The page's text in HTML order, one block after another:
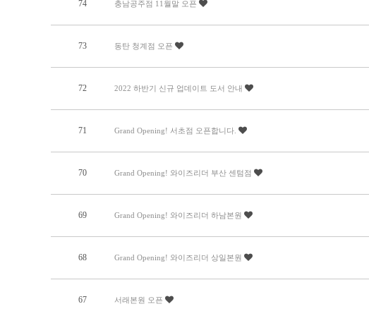
74 충남공주점 11월말 오픈
73 동탄 청계점 오픈
72 2022 하반기 신규 업데이트 도서 안내
71 Grand Opening! 서초점 오픈합니다.
70 Grand Opening! 와이즈리더 부산 센텀점
69 Grand Opening! 와이즈리더 하남본원
68 Grand Opening! 와이즈리더 상일본원
67 서래본원 오픈